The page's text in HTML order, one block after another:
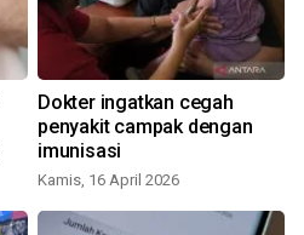
Dokter ingatkan cegah
penyakit campak dengan
imunisasi
Kamis, 16 April 2026